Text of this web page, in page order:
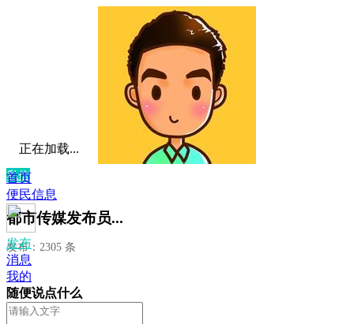
私信
都市传媒发布员...
发布：2305 条
正在加载...
首页
便民信息
发布
消息
我的
随便说点什么